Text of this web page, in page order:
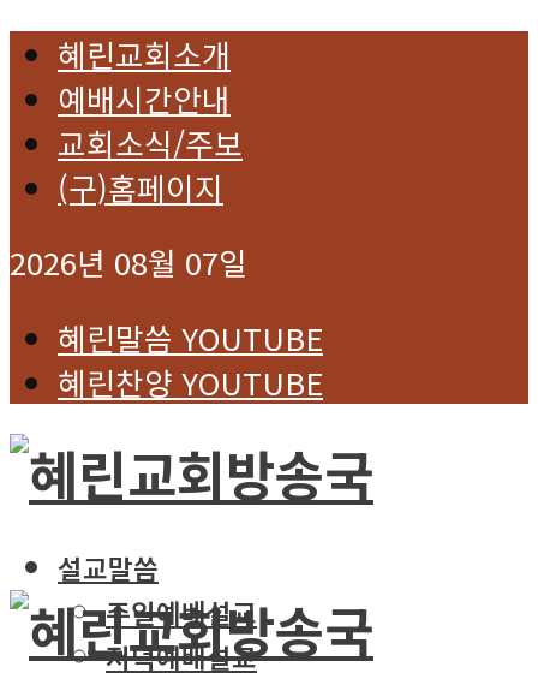
혜린교회소개
예배시간안내
교회소식/주보
(구)홈페이지
2026년 08월 07일
혜린말씀 YOUTUBE
혜린찬양 YOUTUBE
설교말씀
주일예배설교
저녁예배설교